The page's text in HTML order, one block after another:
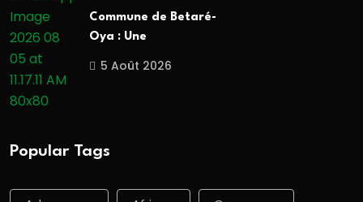
Commune de Betaré-
Oya : Une
5 Août 2026
Popular Tags